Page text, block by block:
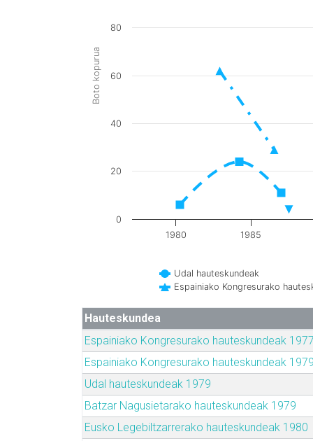
Boto kopurua
Udal hauteskundeak
Espainiako Kongresurako
1980 1985
0
20
40
60
80
Hauteskundea
Espainiako Kongresurako hauteskundeak 1977
Espainiako Kongresurako hauteskundeak 1979
Udal hauteskundeak 1979
Batzar Nagusietarako hauteskundeak 1979
Eusko Legebiltzarrerako hauteskundeak 1980